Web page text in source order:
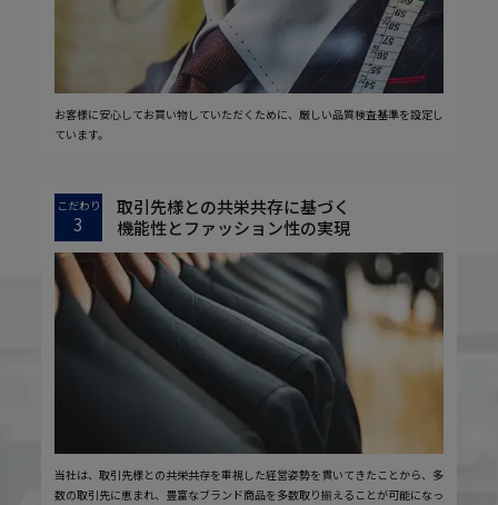
お客様に安心してお買い物していただくために、厳しい品質検査基準を設定し
ています。
こだわり
3
取引先様との共栄共存に基づく
機能性とファッション性の実現
当社は、取引先様との共栄共存を重視した経営姿勢を貫いてきたことから、多
数の取引先に恵まれ、豊富なブランド商品を多数取り揃えることが可能になっ